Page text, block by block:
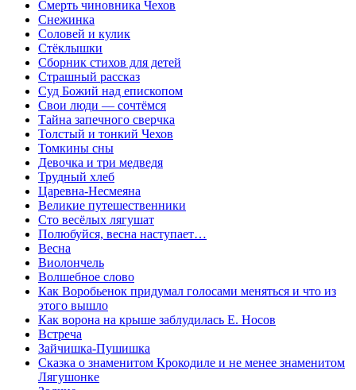
Смерть чиновника Чехов
Снежинка
Соловей и кулик
Стёклышки
Сборник стихов для детей
Страшный рассказ
Суд Божий над епископом
Свои люди — сочтёмся
Тайна запечного сверчка
Толстый и тонкий Чехов
Томкины сны
Девочка и три медведя
Трудный хлеб
Царевна-Несмеяна
Великие путешественники
Сто весёлых лягушат
Полюбуйся, весна наступает…
Весна
Виолончель
Волшебное слово
Кaк Воробьенок придумaл голосaми меняться и что из
этого вышло
Как ворона на крыше заблудилась Е. Носов
Встреча
Зайчишка-Пушишка
Сказка о знаменитом Крокодиле и не менее знаменитом
Лягушонке